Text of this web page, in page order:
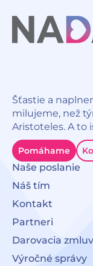
Šťastie a
milujeme, než
Aristoteles. A to
Pomáhame
Naše poslanie
Náš tím
Kontakt
Partneri
Darovacia
Výročné správy